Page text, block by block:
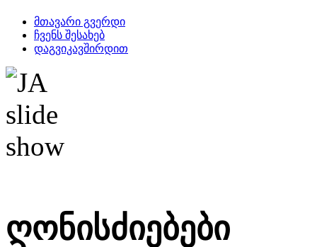
მთავარი გვერდი
ჩვენს შესახებ
დაგვიკავშირდით
ღონისძიებები